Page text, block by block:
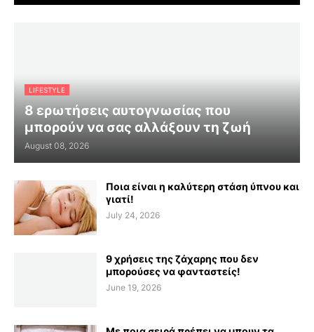
LIFESTYLE
8 ερωτήσεις αυτογνωσίας που
μπορούν να σας αλλάξουν τη ζωή
August 08, 2026
Ποια είναι η καλύτερη στάση ύπνου και
γιατί!
July 24, 2026
9 χρήσεις της ζάχαρης που δεν
μπορούσες να φανταστείς!
June 19, 2026